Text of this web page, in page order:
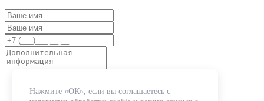
Нажмите «ОК», если вы соглашаетесь с